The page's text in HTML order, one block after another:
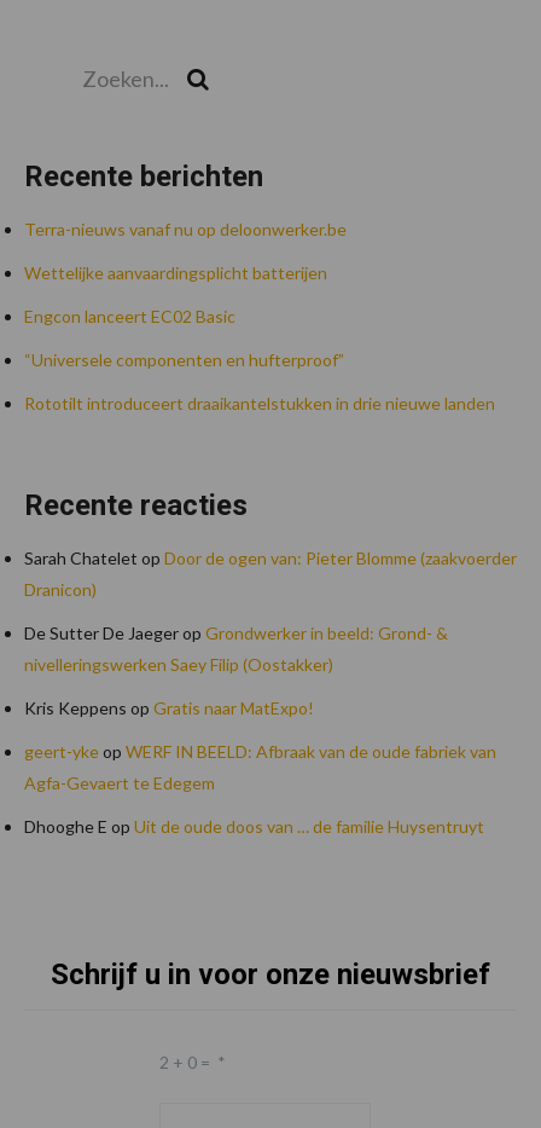
Recente berichten
Terra-nieuws vanaf nu op deloonwerker.be
Wettelijke aanvaardingsplicht batterijen
Engcon lanceert EC02 Basic
“Universele componenten en hufterproof”
Rototilt introduceert draaikantelstukken in drie nieuwe landen
Recente reacties
Sarah Chatelet op Door de ogen van: Pieter Blomme (zaakvoerder
Dranicon)
De Sutter De Jaegerop Grondwerker in beeld: Grond- &
nivelleringswerken Saey Filip (Oostakker)
Kris Keppens op Gratis naar MatExpo!
geert-ykeop WERF IN BEELD: Afbraak van de oude fabriek van
Agfa-Gevaert te Edegem
Dhooghe E op Uit de oude doos van … de familie Huysentruyt
FooterSchrijf u in voor onze nieuwsbrief
2 + 0 = *